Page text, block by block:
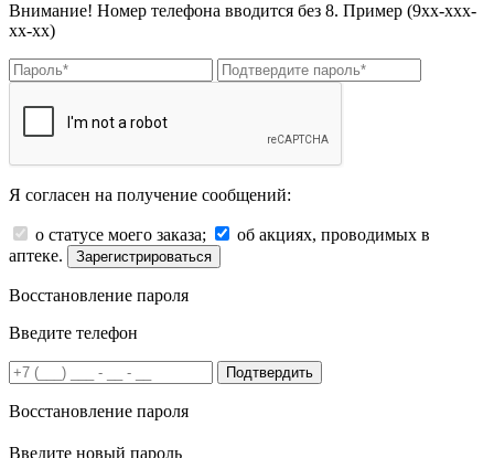
Внимание! Номер телефона вводится без 8. Пример (9хх-ххх-
хх-хх)
Я согласен на получение сообщений:
о статусе моего заказа;
об акциях, проводимых в
аптеке.
Зарегистрироваться
Восстановление пароля
Введите телефон
Подтвердить
Восстановление пароля
Введите новый пароль